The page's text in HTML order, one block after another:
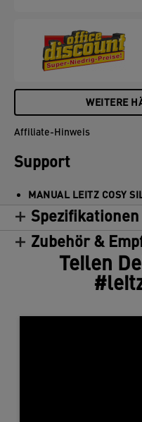
WEITERE
Affiliate-Hinweis
Support
MANUAL LEITZ COSY
Zubehör &
Teilen